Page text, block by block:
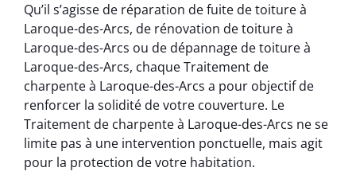
Qu’il s’agisse de réparation de fuite de toiture à
Laroque-des-Arcs, de rénovation de toiture à
Laroque-des-Arcs ou de dépannage de toiture à
Laroque-des-Arcs, chaque Traitement de
charpente à Laroque-des-Arcs a pour objectif de
renforcer la solidité de votre couverture. Le
Traitement de charpente à Laroque-des-Arcs ne se
limite pas à une intervention ponctuelle, mais agit
pour la protection de votre habitation.